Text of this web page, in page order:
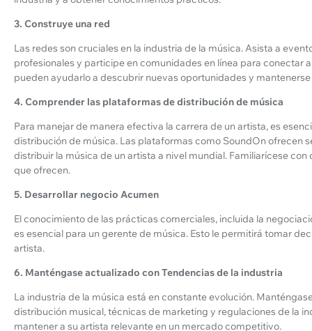
3. Construye una red
Las redes son cruciales en la industria de la música. Asista a
profesionales y participe en comunidades en línea para conectar
pueden ayudarlo a descubrir nuevas oportunidades y
4. Comprender las plataformas de distribución de música
Para manejar de manera efectiva la carrera de un artista, es
distribución de música. Las plataformas como SoundOn ofrecen
distribuir la música de un artista a nivel mundial. Familiarícese
que ofrecen.
5. Desarrollar negocio Acumen
El conocimiento de las prácticas comerciales, incluida la
es esencial para un gerente de música. Esto le permitirá tomar
artista.
6. Manténgase actualizado con Tendencias de la industria
La industria de la música está en constante evolución.
distribución musical, técnicas de marketing y regulaciones de la
mantener a su artista relevante en un mercado competitivo.